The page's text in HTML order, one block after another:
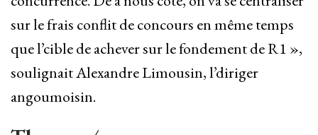
sur le frais conflit de concours en même temps
que l’cible de achever sur le fondement de R1 »,
soulignait Alexandre Limousin, l’diriger
angoumoisin.